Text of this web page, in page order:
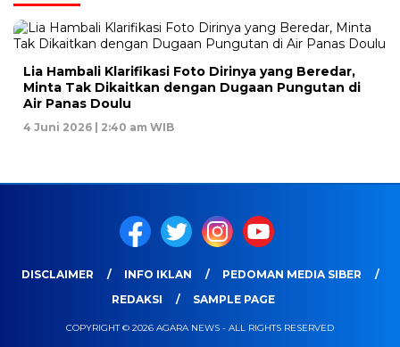
Lia Hambali Klarifikasi Foto Dirinya yang Beredar,
Minta Tak Dikaitkan dengan Dugaan Pungutan di
Air Panas Doulu
4 Juni 2026 | 2:40 am WIB
DISCLAIMER INFO IKLAN
PEDOMAN MEDIA SIBER
REDAKSI
SAMPLE PAGE
COPYRIGHT © 2026 AGARA NEWS - ALL RIGHTS RESERVED